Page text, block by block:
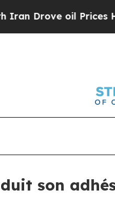
Drove oil Prices
son